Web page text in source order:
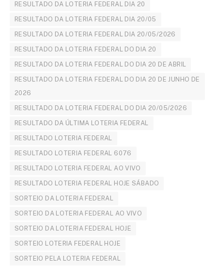
RESULTADO DA LOTERIA FEDERAL DIA 20
RESULTADO DA LOTERIA FEDERAL DIA 20/05
RESULTADO DA LOTERIA FEDERAL DIA 20/05/2026
RESULTADO DA LOTERIA FEDERAL DO DIA 20
RESULTADO DA LOTERIA FEDERAL DO DIA 20 DE ABRIL
RESULTADO DA LOTERIA FEDERAL DO DIA 20 DE JUNHO DE
2026
RESULTADO DA LOTERIA FEDERAL DO DIA 20/05/2026
RESULTADO DA ÚLTIMA LOTERIA FEDERAL
RESULTADO LOTERIA FEDERAL
RESULTADO LOTERIA FEDERAL 6076
RESULTADO LOTERIA FEDERAL AO VIVO
RESULTADO LOTERIA FEDERAL HOJE SÁBADO
SORTEIO DA LOTERIA FEDERAL
SORTEIO DA LOTERIA FEDERAL AO VIVO
SORTEIO DA LOTERIA FEDERAL HOJE
SORTEIO LOTERIA FEDERAL HOJE
SORTEIO PELA LOTERIA FEDERAL